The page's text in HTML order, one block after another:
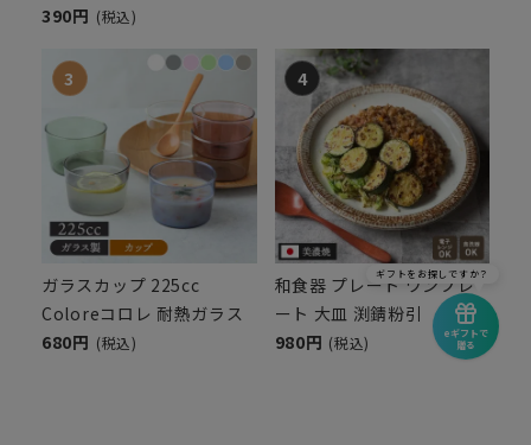
390円 (税込)
ガラスカップ 225cc
Coloreコロレ 耐熱ガラス
680円 (税込)
和食器 プレート ワンプレ
ート 大皿 渕錆粉引
980円 (税込)
eギフトで
贈る
ギフトをお探しですか？